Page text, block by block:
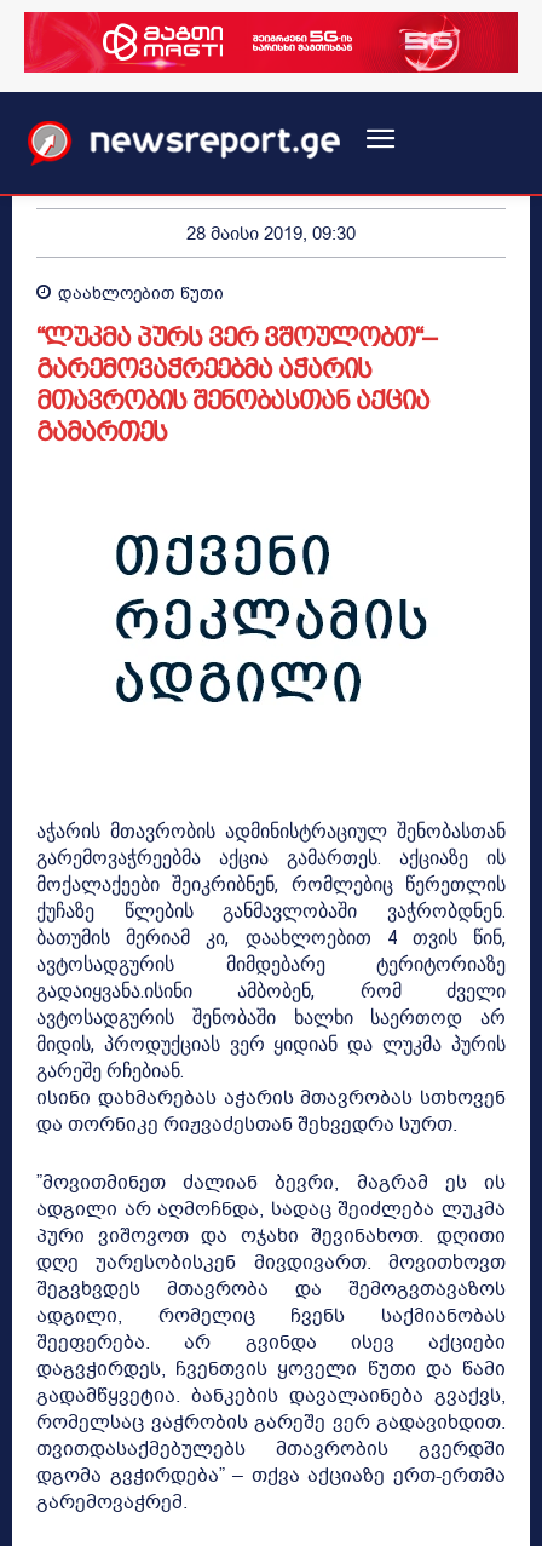
28 მაისი 2019, 09:30
დაახლოებით წუთი
“ლუკმა პურს ვერ ვშოულობთ“–
გარემოვაჭრეებმა აჭარის
მთავრობის შენობასთან აქცია
გამართეს
აჭარის მთავრობის ადმინისტრაციულ შენობასთან
გარემოვაჭრეებმა აქცია გამართეს. აქციაზე ის
მოქალაქეები შეიკრიბნენ, რომლებიც წერეთლის
ქუჩაზე წლების განმავლობაში ვაჭრობდნენ.
ბათუმის მერიამ კი, დაახლოებით 4 თვის წინ,
ავტოსადგურის მიმდებარე ტერიტორიაზე
გადაიყვანა.ისინი ამბობენ, რომ ძველი
ავტოსადგურის შენობაში ხალხი საერთოდ არ
მიდის, პროდუქციას ვერ ყიდიან და ლუკმა პურის
გარეშე რჩებიან.
ისინი დახმარებას აჭარის მთავრობას სთხოვენ
და თორნიკე რიჟვაძესთან შეხვედრა სურთ.
”მოვითმინეთ ძალიან ბევრი, მაგრამ ეს ის
ადგილი არ აღმოჩნდა, სადაც შეიძლება ლუკმა
პური ვიშოვოთ და ოჯახი შევინახოთ. დღითი
დღე უარესობისკენ მივდივართ. მოვითხოვთ
შეგვხვდეს მთავრობა და შემოგვთავაზოს
ადგილი, რომელიც ჩვენს საქმიანობას
შეეფერება. არ გვინდა ისევ აქციები
დაგვჭირდეს, ჩვენთვის ყოველი წუთი და წამი
გადამწყვეტია. ბანკების დავალაინება გვაქვს,
რომელსაც ვაჭრობის გარეშე ვერ გადავიხდით.
თვითდასაქმებულებს მთავრობის გვერდში
დგომა გვჭირდება” – თქვა აქციაზე ერთ-ერთმა
გარემოვაჭრემ.